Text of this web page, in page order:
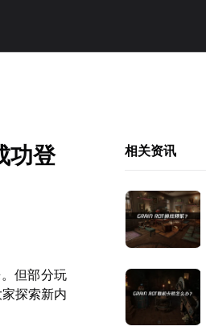
功登
但部分玩
探索新内
相关资讯